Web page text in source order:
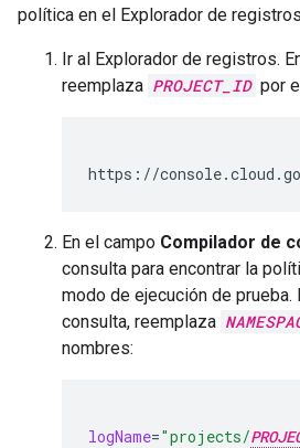
política en el Explorador de
Ir al Explorador de registros.
reemplaza PROJECT_ID por
https://
En el campo Compilador de
consulta para encontrar la
modo de ejecución de prueba.
consulta, reemplaza
nombres:
logName="projects/